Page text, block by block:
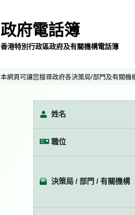
政府電話簿
香港特別行政區政府及有關機構電話簿
本網頁可讓您搜尋政府各決策局/部門及有關機
姓名
職位
決策局 / 部門 / 有關機構